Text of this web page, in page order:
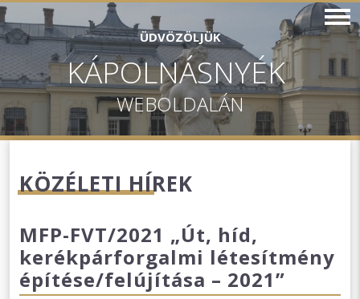
ÜDVÖZÖLJÜK
KÁPOLNÁSNYÉK
WEBOLDALÁN
KÖZÉLETI HÍREK
MFP-FVT/2021 „Út, híd,
kerékpárforgalmi létesítmény
építése/felújítása – 2021”